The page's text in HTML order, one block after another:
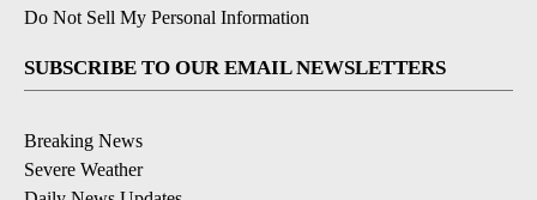
Do Not Sell My Personal Information
SUBSCRIBE TO OUR EMAIL NEWSLETTERS
Breaking News
Severe Weather